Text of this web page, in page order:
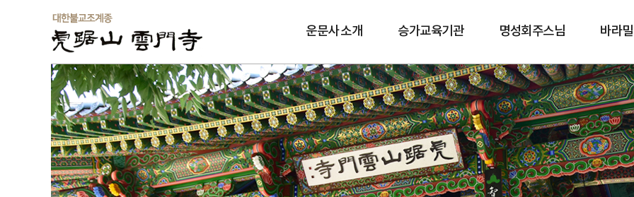
운문사 소개 승가교육기관 명성회주스님 바라
솔바람길